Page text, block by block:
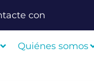
con
Quiénes somos